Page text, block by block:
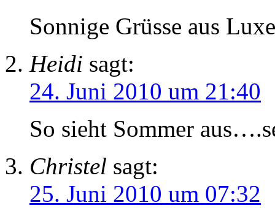
Sonnige Grüsse aus
Heidi sagt:
24. Juni 2010 um 21:40
So sieht Sommer
Christel sagt:
25. Juni 2010 um 07:32